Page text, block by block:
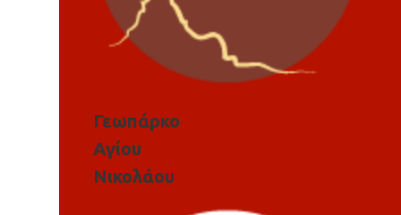
Γεωπάρκο
Αγίου
Νικολάου